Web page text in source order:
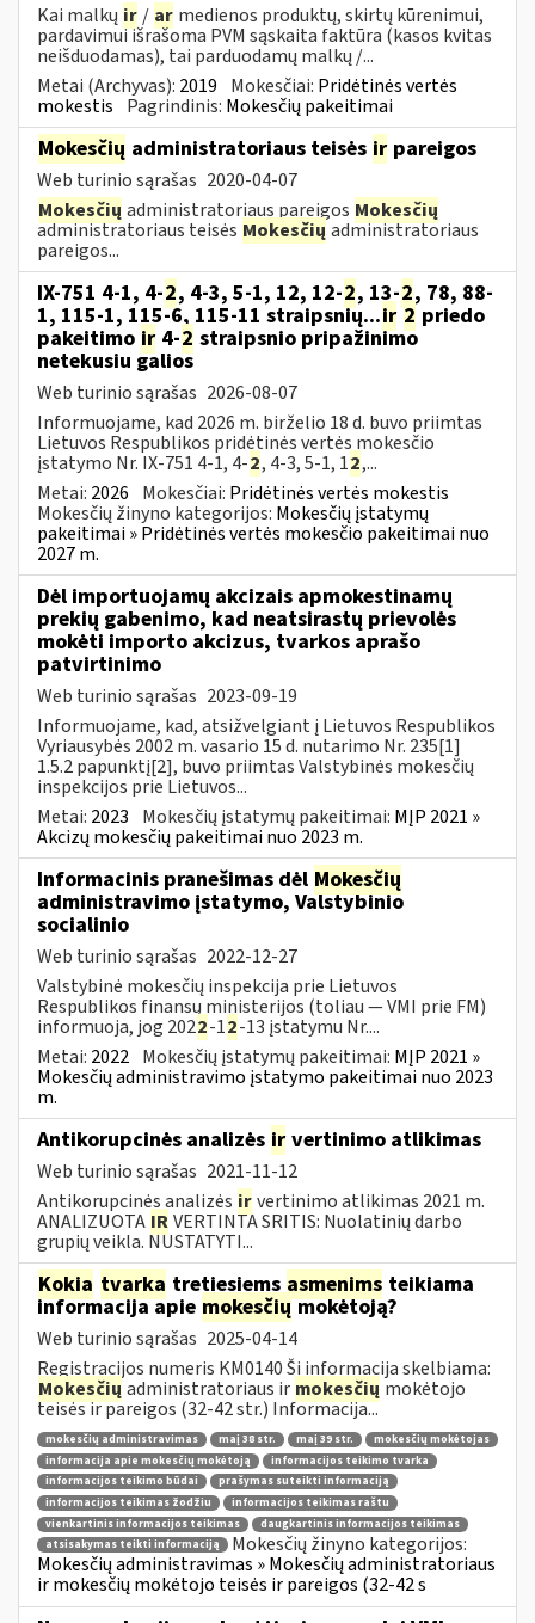
Kai malkų ir / ar medienos produktų, skirtų kūrenimui,
pardavimui išrašoma PVM sąskaita faktūra (kasos kvitas
neišduodamas), tai parduodamų malkų /...
Metai (Archyvas): 2019 Mokesčiai: Pridėtinės vertės
mokestis Pagrindinis: Mokesčių pakeitimai
Mokesčių administratoriaus teisės ir pareigos
Web turinio sąrašas 2020-04-07
Mokesčių administratoriaus pareigos Mokesčių
administratoriaus teisės Mokesčių administratoriaus
pareigos...
IX-751 4-1, 4-2, 4-3, 5-1, 12, 12-2, 13-2, 78, 88-
1, 115-1, 115-6, 115-11 straipsnių...ir 2 priedo
pakeitimo ir 4-2 straipsnio pripažinimo
netekusiu galios
Web turinio sąrašas 2026-08-07
Informuojame, kad 2026 m. birželio 18 d. buvo priimtas
Lietuvos Respublikos pridėtinės vertės mokesčio
įstatymo Nr. IX-751 4-1, 4-2, 4-3, 5-1, 12,...
Metai: 2026 Mokesčiai: Pridėtinės vertės mokestis
Mokesčių žinyno kategorijos: Mokesčių įstatymų
pakeitimai » Pridėtinės vertės mokesčio pakeitimai nuo
2027 m.
Dėl importuojamų akcizais apmokestinamų
prekių gabenimo, kad neatsirastų prievolės
mokėti importo akcizus, tvarkos aprašo
patvirtinimo
Web turinio sąrašas 2023-09-19
Informuojame, kad, atsižvelgiant į Lietuvos Respublikos
Vyriausybės 2002 m. vasario 15 d. nutarimo Nr. 235[1]
1.5.2 papunktį[2], buvo priimtas Valstybinės mokesčių
inspekcijos prie Lietuvos...
Metai: 2023 Mokesčių įstatymų pakeitimai: MĮP 2021 »
Akcizų mokesčių pakeitimai nuo 2023 m.
Informacinis pranešimas dėl Mokesčių
administravimo įstatymo, Valstybinio
socialinio
Web turinio sąrašas 2022-12-27
Valstybinė mokesčių inspekcija prie Lietuvos
Respublikos finansų ministerijos (toliau — VMI prie FM)
informuoja, jog 2022-12-13 įstatymu Nr....
Metai: 2022 Mokesčių įstatymų pakeitimai: MĮP 2021 »
Mokesčių administravimo įstatymo pakeitimai nuo 2023
m.
Antikorupcinės analizės ir vertinimo atlikimas
Web turinio sąrašas 2021-11-12
Antikorupcinės analizės irvertinimo atlikimas 2021 m.
ANALIZUOTA IRVERTINTA SRITIS: Nuolatinių darbo
grupių veikla. NUSTATYTI...
Kokia tvarka tretiesiems asmenims teikiama
informacija apie mokesčiųmokėtoją?
Web turinio sąrašas 2025-04-14
Registracijos numeris KM0140 Ši informacija skelbiama:
Mokesčių administratoriaus ir mokesčių mokėtojo
teisės ir pareigos (32-42 str.) Informacija...
mokesčių administravimas maį 38 str. maį 39 str.
mokesčių mokėtojas
informacija apie mokesčių mokėtoją
informacijos teikimo tvarka
informacijos teikimo būdai
prašymas suteikti informaciją
informacijos teikimas žodžiu
informacijos teikimas raštu
vienkartinis informacijos teikimas
daugkartinis informacijos teikimas
atsisakymas teikti informaciją
Mokesčių žinyno kategorijos:
Mokesčių administravimas » Mokesčių administratoriaus
ir mokesčių mokėtojo teisės ir pareigos (32-42 s